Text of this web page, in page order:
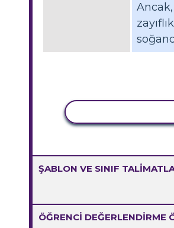
Ancak,
ŞABLON VE SINIF
ÖĞRENCI DEĞERLENDIRME